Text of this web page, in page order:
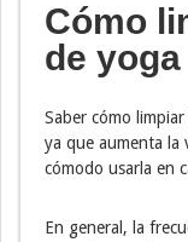
Cómo
de yoga
Saber cómo
ya que aumenta la
cómodo usarla en
En general, la